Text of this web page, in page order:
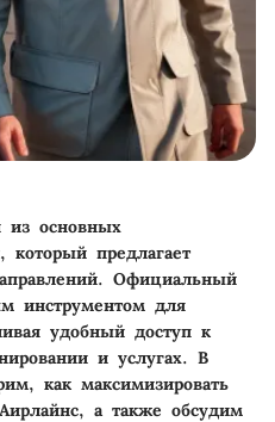
основных
который предлагает
Официальный
инструментом для
удобный доступ к
и услугах. В
как максимизировать
а также обсудим